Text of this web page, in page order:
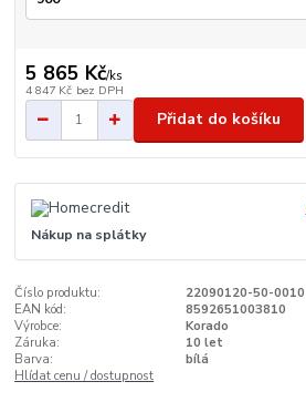
5 865 Kč/ks
4 847 Kč bez DPH
Přidat do košíku
Nákup na splátky
Číslo produktu:
22090120-50-0010
EAN kód:
8592651003810
Výrobce:
Korado
Záruka:
10 let
Barva:
bílá
Hlídat cenu / dostupnost